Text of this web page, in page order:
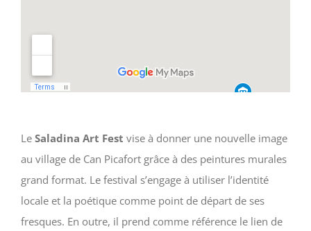
Le Saladina Art Fest vise à donner une nouvelle image
au village de Can Picafort grâce à des peintures murales
grand format. Le festival s’engage à utiliser l’identité
locale et la poétique comme point de départ de ses
fresques. En outre, il prend comme référence le lien de